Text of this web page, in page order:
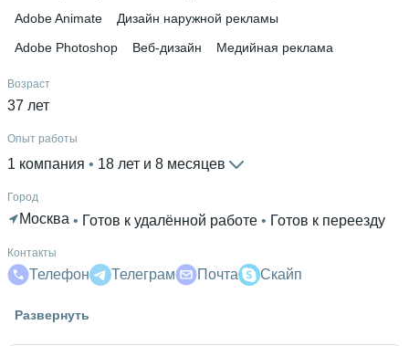
Adobe Animate
Дизайн наружной рекламы
Adobe Photoshop
Веб-дизайн Медийная реклама
Возраст
37 лет
Опыт работы
1 компания 18 лет и 8 месяцев
Город
Москва • Готов к удалённой работе • Готов к переезду
Контакты
Телефон Телеграм Почта Скайп
Гражданство
Развернуть